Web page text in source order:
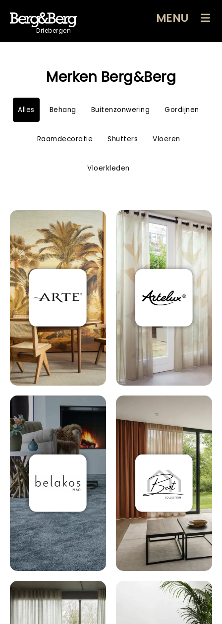
Driebergen
MENU
Merken Berg&Berg
Alles Behang Buitenzonwering Gordijnen
Raamdecoratie Shutters Vloeren
Vloerkleden